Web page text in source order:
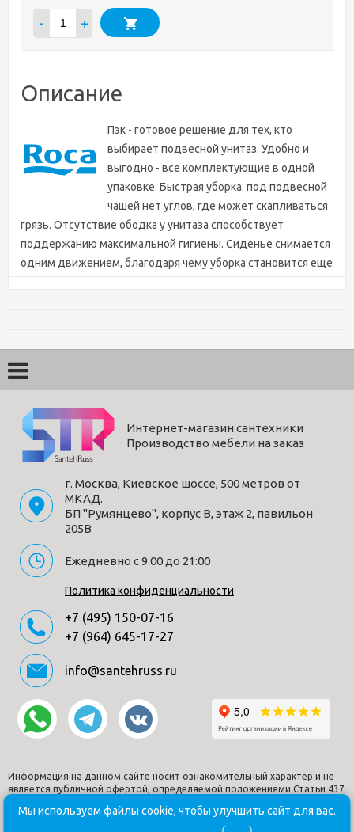
- +
Описание
Пэк - готовое решение для тех, кто
выбирает подвесной унитаз. Удобно и
выгодно - все комплектующие в одной
упаковке. Быстрая уборка: под подвесной
чашей нет углов, где может скапливаться
грязь. Отсутствие ободка у унитаза способствует
поддержанию максимальной гигиены. Сиденье снимается
одним движением, благодаря чему уборка становится еще
Цвет
Бренд
Roca
Ширина (мм)
547
Высота (мм)
Материал
фарфор
Форма
прямоугольная
производитель
Гарантия
10 лет
современный
Тип монтажа
Комплектация
Инсталляционная система Roca Active, Meridian
подвесной унитаз, сиденье с функцией мягкого
7.8901.1.40B.1
Способы получения товара:
метров от МКАД. БП "Румянцево", корпус В, этаж 2,
павильон 205В
- Доставка по Москве в пределах МКАД (стоимость
Интернет-магазин сантехники
Производство мебели на заказ
г. Москва, Киевское шоссе, 500 метров от
МКАД.
БП "Румянцево", корпус В, этаж 2, павильон
205В
Ежедневно с 9:00 до 21:00
Политика конфиденциальности
+7 (495) 150-07-16
+7 (964) 645-17-27
info@santehruss.ru
Информация на данном сайте носит ознакомительный характер и не
является публичной офертой, определяемой положениями Статьи 437
© Santehruss.ru 2018-2026. Все права защищены. Все торговые
Мы используем файлы cookie, чтобы улучшить сайт для вас.